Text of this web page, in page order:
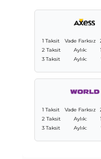
1 Taksit Vade Farksız
2 Taksit
Aylık:
3 Taksit
Aylık:
1 Taksit Vade Farksız
2 Taksit
Aylık:
3 Taksit
Aylık: